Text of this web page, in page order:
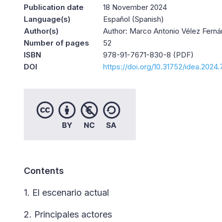
Publication date
18 November 2024
Language(s)
Español (Spanish)
Author(s)
Author: Marco Antonio Vélez
Number of pages
52
ISBN
978-91-7671-830-8 (PDF)
DOI
https://doi.org/10.31752/
Contents
1. El escenario actual
2. Principales actores